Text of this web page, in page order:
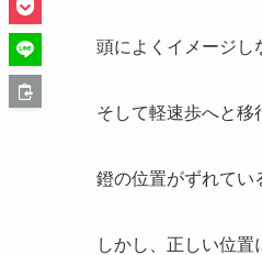
頭によくイメージし
そして軽速歩へと移
鐙の位置がずれてい
しかし、正しい位置